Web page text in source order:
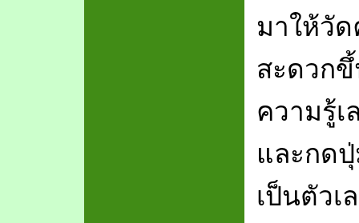
มาให้วั
สะดวก
ความรู้
และกดปุ่
เป็นตัว